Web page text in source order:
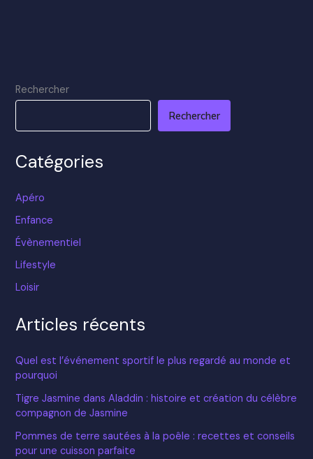
Rechercher
Rechercher
Catégories
Apéro
Enfance
Évènementiel
Lifestyle
Loisir
Articles récents
Quel est l’événement sportif le plus regardé au monde et
pourquoi
Tigre Jasmine dans Aladdin : histoire et création du célèbre
compagnon de Jasmine
Pommes de terre sautées à la poêle : recettes et conseils
pour une cuisson parfaite